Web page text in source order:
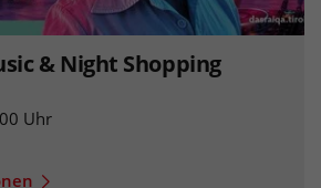
& Night Shopping
Uhr